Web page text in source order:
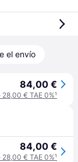
el envío
84,00 €
€ TAE 0%¹
84,00 €
€ TAE 0%¹